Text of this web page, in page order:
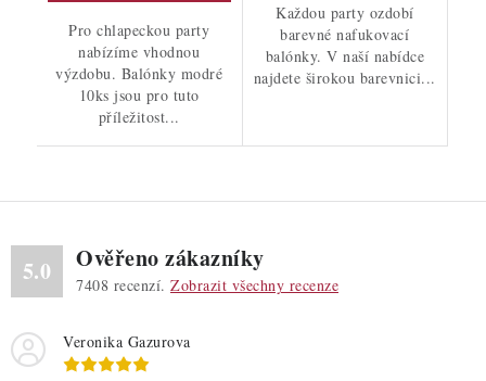
Pro chlapeckou party
nabízíme vhodnou
výzdobu. Balónky modré
10ks jsou pro tuto
příležitost...
Každou party ozdobí
barevné nafukovací
balónky. V naší nabídce
najdete širokou barevnici...
5.0 Ověřeno zákazníky
7408 recenzí. Zobrazit všechny recenze
Veronika Gazurova